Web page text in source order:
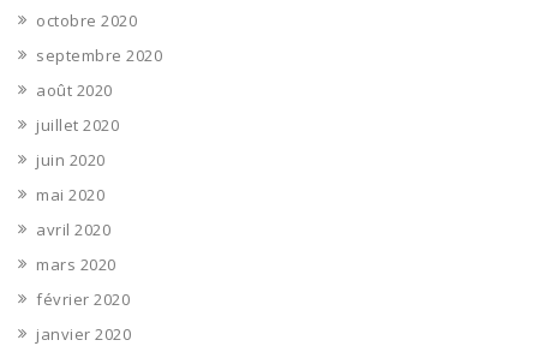
octobre 2020
septembre 2020
août 2020
juillet 2020
juin 2020
mai 2020
avril 2020
mars 2020
février 2020
janvier 2020